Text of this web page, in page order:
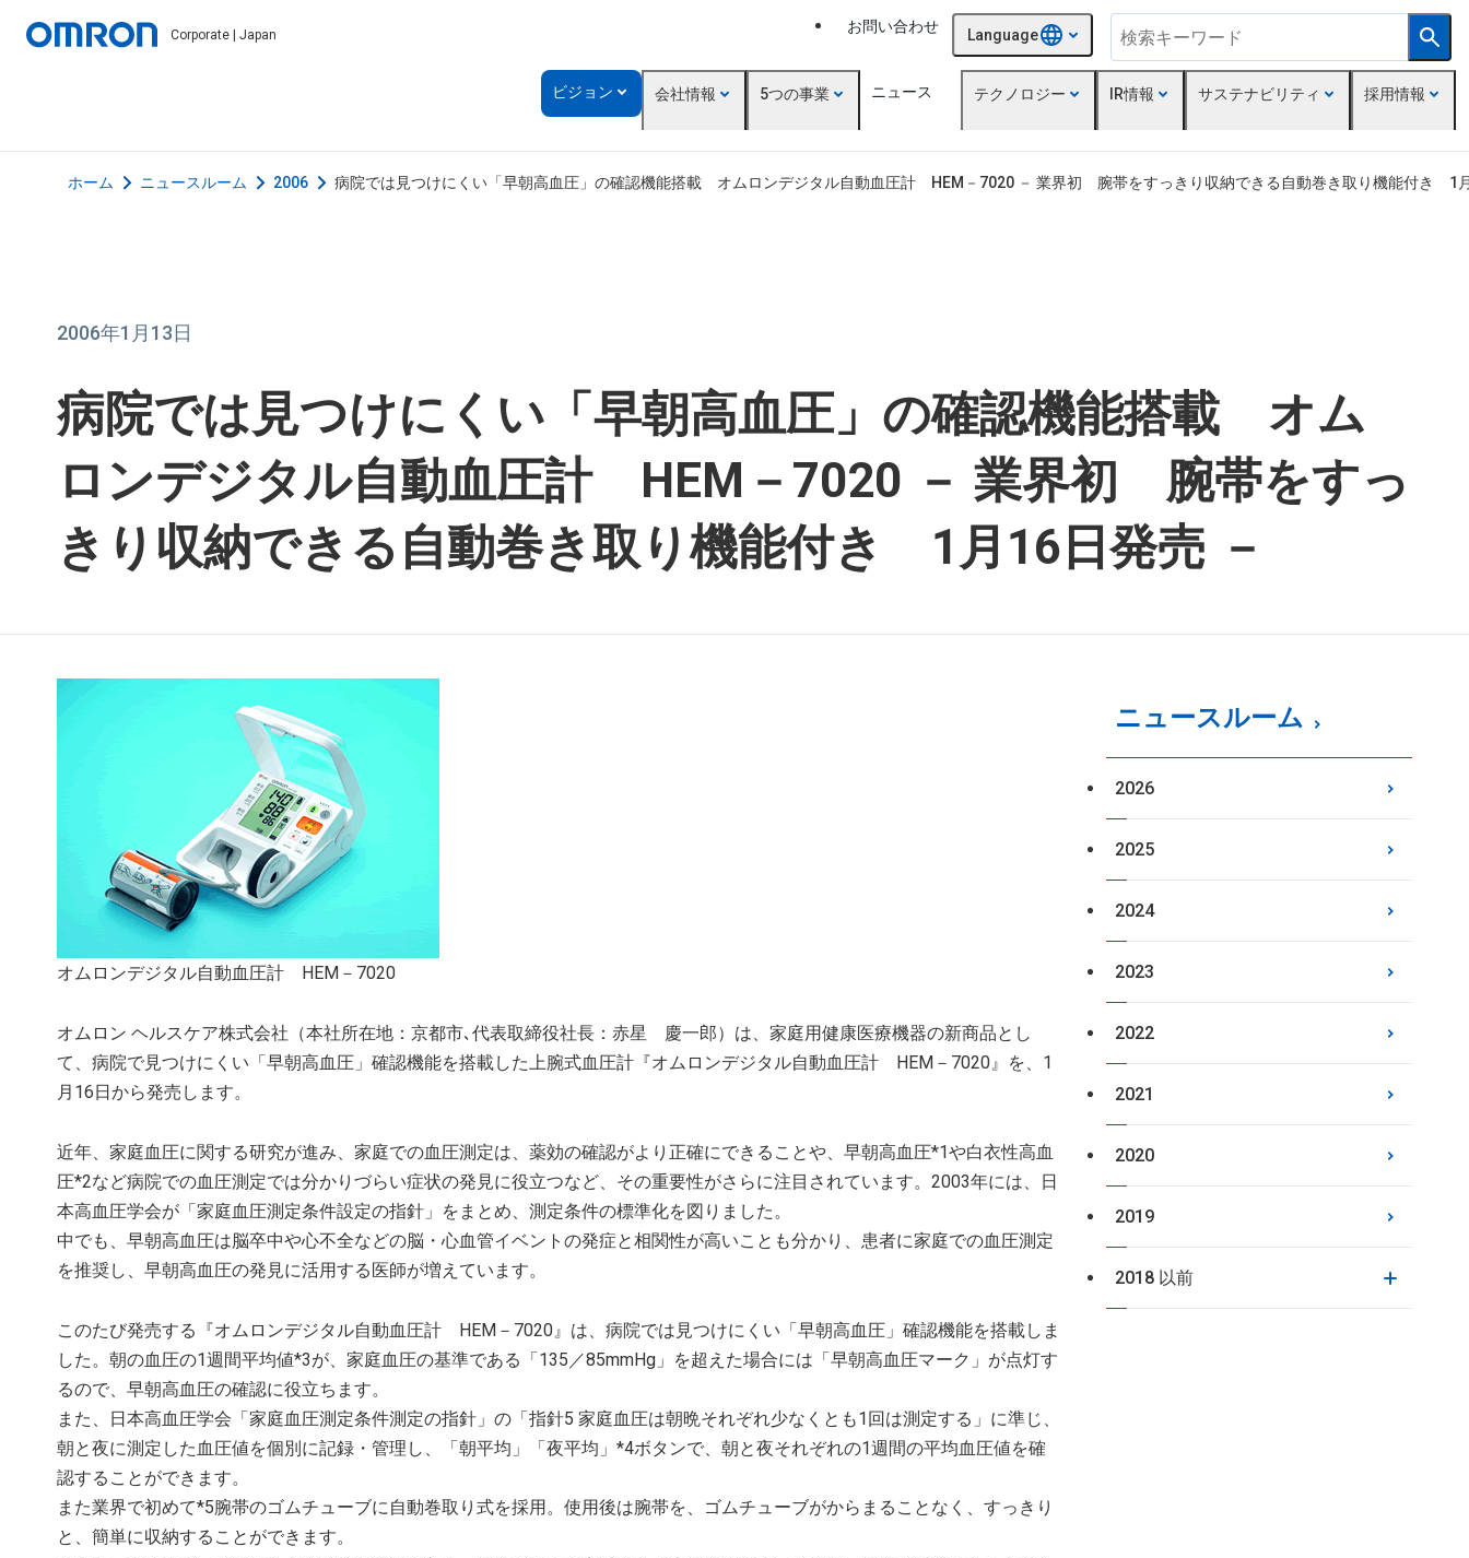
Corporate | Japan Language
ビジョン 会社情報 5つの事業 ニュース テクノロジー IR情報 サステナビリティ 採用情報
お問い合わせ
ホーム ニュースルーム 2006 病院では見つけにくい「早朝高血圧」の確認機能搭載 オムロンデジタル自動血圧計 HEM－7020 － 業界初 腕帯をすっきり収納できる自動巻き取り機能付き 1
2006年1月13日
病院では見つけにくい「早朝高血圧」の確認機能搭載 オム
ロンデジタル自動血圧計 HEM－7020 － 業界初 腕帯をすっ
きり収納できる自動巻き取り機能付き 1月16日発売 －
オムロンデジタル自動血圧計 HEM－7020
オムロン ヘルスケア株式会社（本社所在地：京都市､代表取締役社長：赤星 慶一郎）は、家庭用健康医療機器の新商品とし
て、病院で見つけにくい「早朝高血圧」確認機能を搭載した上腕式血圧計『オムロンデジタル自動血圧計 HEM－7020』を、1
月16日から発売します。
近年、家庭血圧に関する研究が進み、家庭での血圧測定は、薬効の確認がより正確にできることや、早朝高血圧*1や白衣性高血
圧*2など病院での血圧測定では分かりづらい症状の発見に役立つなど、その重要性がさらに注目されています。2003年には、日
本高血圧学会が「家庭血圧測定条件設定の指針」をまとめ、測定条件の標準化を図りました。
中でも、早朝高血圧は脳卒中や心不全などの脳・心血管イベントの発症と相関性が高いことも分かり、患者に家庭での血圧測定
を推奨し、早朝高血圧の発見に活用する医師が増えています。
このたび発売する『オムロンデジタル自動血圧計 HEM－7020』は、病院では見つけにくい「早朝高血圧」確認機能を搭載しま
した。朝の血圧の1週間平均値*3が、家庭血圧の基準である「135／85mmHg」を超えた場合には「早朝高血圧マーク」が点灯す
るので、早朝高血圧の確認に役立ちます。
また、日本高血圧学会「家庭血圧測定条件測定の指針」の「指針5 家庭血圧は朝晩それぞれ少なくとも1回は測定する」に準じ、
朝と夜に測定した血圧値を個別に記録・管理し、「朝平均」「夜平均」*4ボタンで、朝と夜それぞれの1週間の平均血圧値を確
認することができます。
また業界で初めて*5腕帯のゴムチューブに自動巻取り式を採用。使用後は腕帯を、ゴムチューブがからまることなく、すっきり
と、簡単に収納することができます。
ニュースルーム
2026
2025
2024
2023
2022
2021
2020
2019
2018 以前